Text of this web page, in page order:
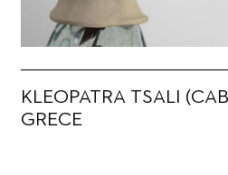
KLEOPATRA TSALI
GRECE